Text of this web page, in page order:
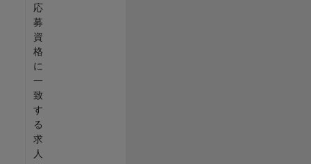
応
募
資
格
に
一
致
す
る
求
人